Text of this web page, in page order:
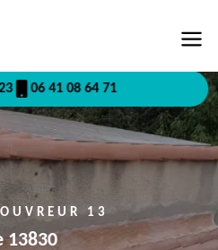
06 41 08 64 71
13
13830